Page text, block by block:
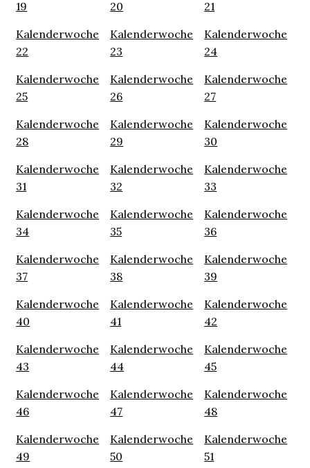
19
20
21
Kalenderwoche
22
Kalenderwoche
23
Kalenderwoche
24
Kalenderwoche
25
Kalenderwoche
26
Kalenderwoche
27
Kalenderwoche
28
Kalenderwoche
29
Kalenderwoche
30
Kalenderwoche
31
Kalenderwoche
32
Kalenderwoche
33
Kalenderwoche
34
Kalenderwoche
35
Kalenderwoche
36
Kalenderwoche
37
Kalenderwoche
38
Kalenderwoche
39
Kalenderwoche
40
Kalenderwoche
41
Kalenderwoche
42
Kalenderwoche
43
Kalenderwoche
44
Kalenderwoche
45
Kalenderwoche
46
Kalenderwoche
47
Kalenderwoche
48
Kalenderwoche
49
Kalenderwoche
50
Kalenderwoche
51